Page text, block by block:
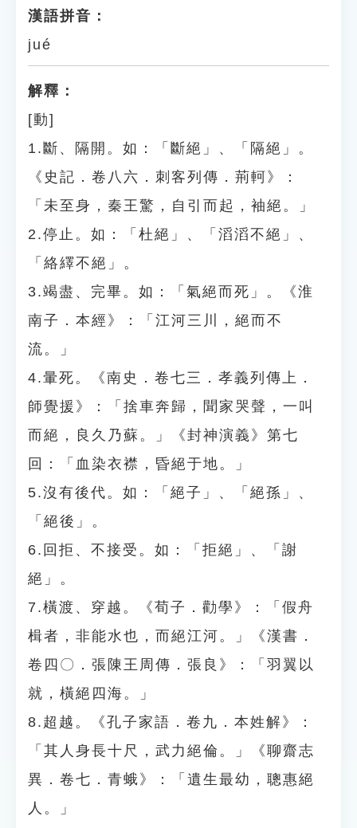
漢語拼音：
jué
解釋：
[動]
1.斷、隔開。如：「斷絕」、「隔絕」。
《史記．卷八六．刺客列傳．荊軻》：
「未至身，秦王驚，自引而起，袖絕。」
2.停止。如：「杜絕」、「滔滔不絕」、
「絡繹不絕」。
3.竭盡、完畢。如：「氣絕而死」。《淮
南子．本經》：「江河三川，絕而不
流。」
4.暈死。《南史．卷七三．孝義列傳上．
師覺援》：「捨車奔歸，聞家哭聲，一叫
而絕，良久乃蘇。」《封神演義》第七
回：「血染衣襟，昏絕于地。」
5.沒有後代。如：「絕子」、「絕孫」、
「絕後」。
6.回拒、不接受。如：「拒絕」、「謝
絕」。
7.橫渡、穿越。《荀子．勸學》：「假舟
楫者，非能水也，而絕江河。」《漢書．
卷四〇．張陳王周傳．張良》：「羽翼以
就，橫絕四海。」
8.超越。《孔子家語．卷九．本姓解》：
「其人身長十尺，武力絕倫。」《聊齋志
異．卷七．青蛾》：「遺生最幼，聰惠絕
人。」